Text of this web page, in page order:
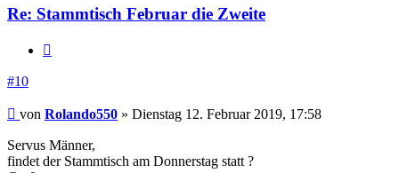
Re: Stammtisch Februar die Zweite
#10
Beitrag
von Rolando550 » Dienstag 12. Februar 2019, 17:58
Servus Männer,
findet der Stammtisch am Donnerstag statt ?